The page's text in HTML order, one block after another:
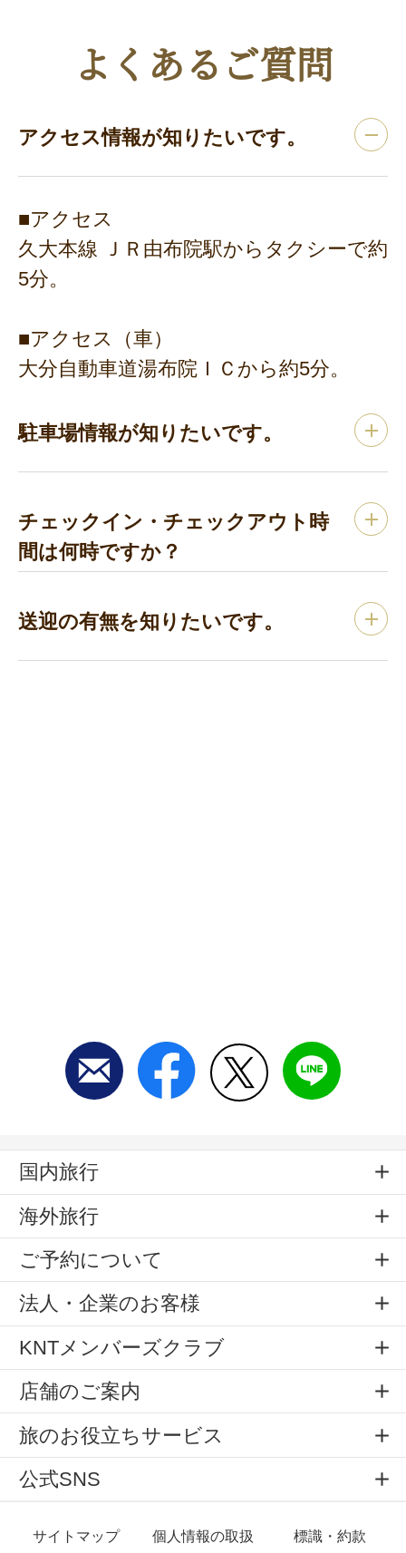
よくあるご質問
アクセス情報が知りたいです。
■アクセス
久大本線 ＪＲ由布院駅からタクシーで約
5分。
■アクセス（車）
大分自動車道湯布院ＩＣから約5分。
駐車場情報が知りたいです。
チェックイン・チェックアウト時
間は何時ですか？
送迎の有無を知りたいです。
国内旅行
海外旅行
ご予約について
法人・企業のお客様
KNTメンバーズクラブ
店舗のご案内
旅のお役立ちサービス
公式SNS
サイトマップ 個人情報の取扱 標識・約款